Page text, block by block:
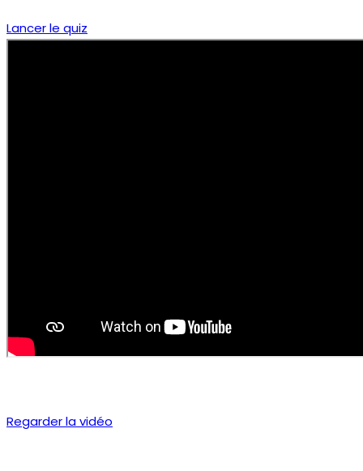
Lancer le quiz
Regarder la vidéo